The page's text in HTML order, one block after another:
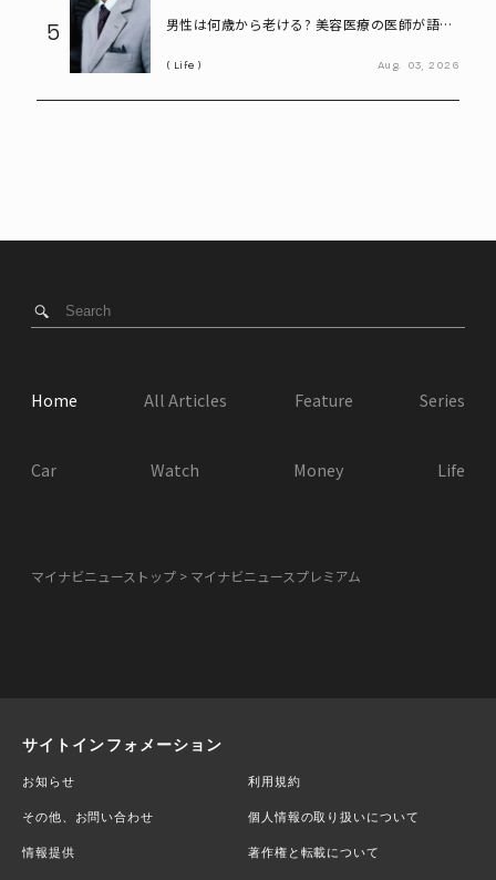
5
男性は何歳から老ける? 美容医療の医師が語る
Life Aug. 03, 2026
Home All Articles Feature Series
Car Watch Money Life
マイナビニューストップ マイナビニュースプレミアム
サイトインフォメーション
お知らせ 利用規約
その他、お問い合わせ 個人情報の取り扱いについて
情報提供 著作権と転載について